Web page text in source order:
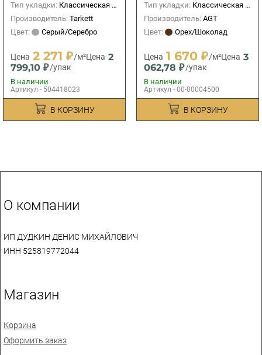
Тип укладки: Классическая (прямая)
Производитель: Tarkett
Цвет:
Серый/Серебро
Цена 2 271 ₽/м²Цена 2
799,10 ₽/упак
В наличии
Артикул - 504418023
В КОРЗИНУ
Тип укладки: Классическая (прямая)
Производитель: AGT
Цвет:
Орех/Шоколад
Цена 1 670 ₽/м²Цена 3
062,78 ₽/упак
В наличии
Артикул - 00-00004500
В КОРЗИНУ
О компании
ИП ДУДКИН ДЕНИС МИХАЙЛОВИЧ
ИНН 525819772044
Магазин
Корзина
Оформить заказ